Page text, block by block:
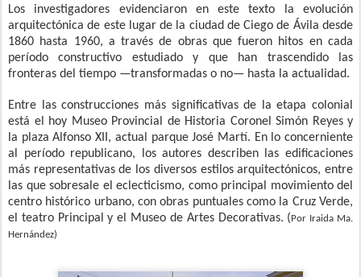
Los investigadores evidenciaron en este texto la evolución
arquitectónica de este lugar de la ciudad de Ciego de Ávila desde
1860 hasta 1960, a través de obras que fueron hitos en cada
período constructivo estudiado y que han trascendido las
fronteras del tiempo —transformadas o no— hasta la actualidad.
Entre las construcciones más significativas de la etapa colonial
está el hoy Museo Provincial de Historia Coronel Simón Reyes y
la plaza Alfonso XII, actual parque José Martí. En lo concerniente
al período republicano, los autores describen las edificaciones
más representativas de los diversos estilos arquitectónicos, entre
las que sobresale el eclecticismo, como principal movimiento del
centro histórico urbano, con obras puntuales como la Cruz Verde,
el teatro Principal y el Museo de Artes Decorativas. (Por Iraida Ma.
Hernández)